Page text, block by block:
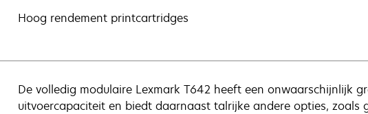
Hoog rendement printcartridges
De volledig modulaire Lexmark T642 heeft een onwaarschijnlijk
uitvoercapaciteit en biedt daarnaast talrijke andere opties, zoals